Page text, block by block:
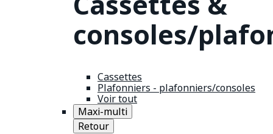
consoles/
Cassettes
Plafonniers - plafonniers/consoles
Voir tout
Maxi-multi
Retour